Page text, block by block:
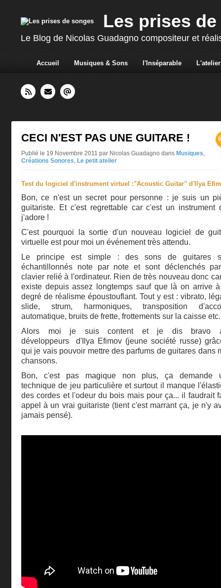
Les prises
Le Blog de Nicolas Guadagno compositeur et
Accueil Musiques & Sons l'Inséparable L'atelier
CECI N'EST PAS UNE GUITARE !
Publié le 19 Novembre 2011 par Nicolas Guadagno dans Musiques,
Créations Sonores, Le petit atelier
Test du logiciel d'instrument virtuel :"Acoustic Guitar" d'Ilya
Bon, ce n'est un secret pour personne : je suis un
guitariste. Et c'est regrettable car c'est un instrument
j'adore !
C'est pourquoi la sortie d'un nouveau logiciel de
virtuelle est pour moi un événement très attendu.
Le principe est simple : des sons de guitares
échantillonnés note par note et sont déclenchés
clavier relié à l'ordinateur. Rien de très nouveau donc
existe depuis assez longtemps sauf que là on arrive
degré de réalisme époustouflant. Tout y est : vibrato,
slide, strum, harmoniques, transposition
automatique, bruits de frette, frottements sur la caisse etc.
Alors moi je suis content et je dis bravo
développeurs d'Ilya Efimov (jeune société russe)
qui je vais pouvoir mettre des parfums de guitares dans
chansons.
Bon, c'est pas magique non plus, ça demande
technique de jeu particulière et surtout il manque
des cordes et l'odeur du bois mais pour ça... il faudrait
appel à un vrai guitariste (tient c'est marrant ça, je n'y
jamais pensé).